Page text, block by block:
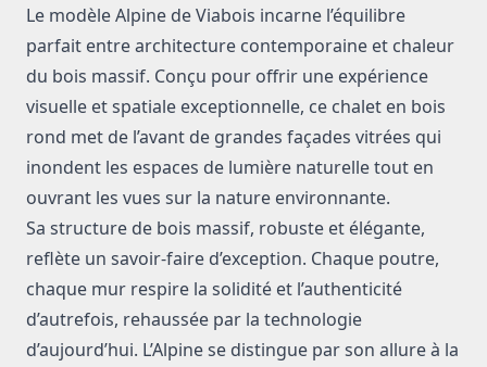
Le modèle Alpine de Viabois incarne l’équilibre
parfait entre architecture contemporaine et chaleur
du bois massif. Conçu pour offrir une expérience
visuelle et spatiale exceptionnelle, ce chalet en bois
rond met de l’avant de grandes façades vitrées qui
inondent les espaces de lumière naturelle tout en
ouvrant les vues sur la nature environnante.
Sa structure de bois massif, robuste et élégante,
reflète un savoir-faire d’exception. Chaque poutre,
chaque mur respire la solidité et l’authenticité
d’autrefois, rehaussée par la technologie
d’aujourd’hui. L’Alpine se distingue par son allure à la